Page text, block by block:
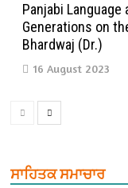
Panjabi
Generations on
Bhardwaj (Dr.)
16 August 2023
ਸਾਹਿਤਕ ਸਮਾਚਾਰ